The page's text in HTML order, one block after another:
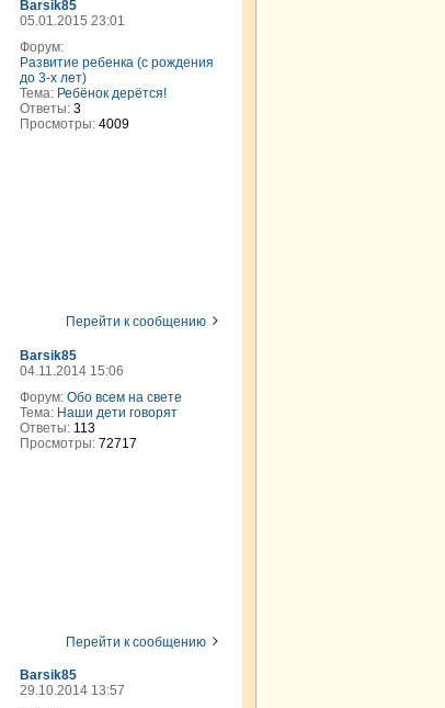
Barsik85
05.01.2015 23:01
Форум:
Развитие ребенка (с рождения
до 3-х лет)
Тема: Ребёнок дерётся!
Ответы: 3
Просмотры: 4009
Перейти к сообщению
Barsik85
04.11.2014 15:06
Форум: Обо всем на свете
Тема: Наши дети говорят
Ответы: 113
Просмотры: 72717
Перейти к сообщению
Barsik85
29.10.2014 13:57